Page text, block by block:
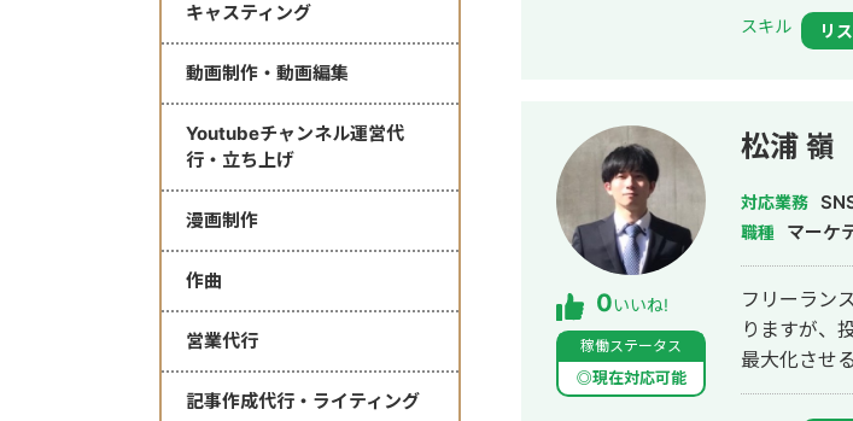
キャスティング
動画制作・動画編集
Youtubeチャンネル運営代
行・立ち上げ
漫画制作
作曲
営業代行
記事作成代行・ライティング
スキル リ
0いいね!
稼働ステータス
◎現在対応可能
松浦 嶺
対応業務
職種 マーケ
フリーラン
りますが、
最大化させ